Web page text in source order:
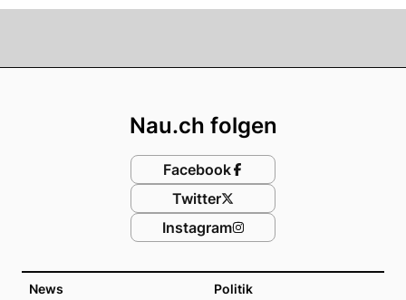
News Politik
Nau.ch folgen
Facebook
Twitter
Instagram